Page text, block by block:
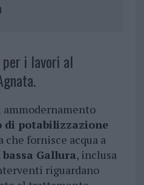
per i lavori al
ammodernamento
di potabilizzazione
che fornisce acqua a
bassa Gallura, inclusa
riguardano